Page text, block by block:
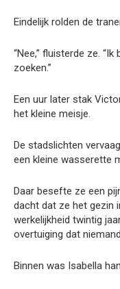
Eindelijk rolden de
“Nee,” fluisterde ze.
zoeken.”
Een uur later stak
het kleine meisje.
De stadslichten
een kleine wasserette
Daar besefte ze een
dacht dat ze het gezin
werkelijkheid twintig
overtuiging dat
Binnen was Isabella